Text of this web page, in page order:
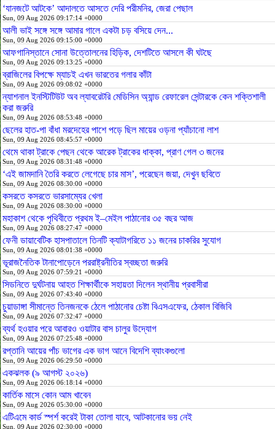
‘যানজটে আটকে’ আদালতে আসতে দেরি পরীমনির, জেরা পেছাল
Sun, 09 Aug 2026 09:17:14 +0000
আলী ভাই সঙ্গে সঙ্গে আমার গালে একটা চড় বসিয়ে দেন...
Sun, 09 Aug 2026 09:15:00 +0000
আফগানিস্তানে সোনা উত্তোলনের হিড়িক, দেশটিতে আসলে কী ঘটছে
Sun, 09 Aug 2026 09:13:25 +0000
ব্রাজিলের বিপক্ষে ম্যাচই এখন ভারতের গলার কাঁটা
Sun, 09 Aug 2026 09:08:02 +0000
ন্যাশনাল ইনস্টিটিউট অব ল্যাবরেটরি মেডিসিন অ্যান্ড রেফারেল সেন্টারকে কেন শক্তিশালী
করা জরুরি
Sun, 09 Aug 2026 08:53:48 +0000
ছেলের হাত-পা বাঁধা মরদেহের পাশে পড়ে ছিল মায়ের ওড়না প্যাঁচানো লাশ
Sun, 09 Aug 2026 08:45:57 +0000
থেমে থাকা ট্রাকে পেছন থেকে আরেক ট্রাকের ধাক্কা, প্রাণ গেল ৩ জনের
Sun, 09 Aug 2026 08:31:48 +0000
‘এই জামদানি তৈরি করতে লেগেছে চার মাস’, পরেছেন জয়া, দেখুন ছবিতে
Sun, 09 Aug 2026 08:30:00 +0000
কসরতে কসরতে ভারসাম্যের খেলা
Sun, 09 Aug 2026 08:30:00 +0000
মহাকাশ থেকে পৃথিবীতে প্রথম ই–মেইল পাঠানোর ৩৫ বছর আজ
Sun, 09 Aug 2026 08:27:47 +0000
ফেনী ডায়াবেটিক হাসপাতালে তিনটি ক্যাটাগরিতে ১১ জনের চাকরির সুযোগ
Sun, 09 Aug 2026 08:01:38 +0000
ভূরাজনৈতিক টানাপোড়েনে পররাষ্ট্রনীতির স্বচ্ছতা জরুরি
Sun, 09 Aug 2026 07:59:21 +0000
সিডনিতে দুর্ঘটনায় আহত শিক্ষার্থীকে সহায়তা দিলেন স্থানীয় প্রবাসীরা
Sun, 09 Aug 2026 07:43:40 +0000
চুয়াডাঙ্গা সীমান্তে তিনজনকে ঠেলে পাঠানোর চেষ্টা বিএসএফের, ঠেকাল বিজিবি
Sun, 09 Aug 2026 07:32:47 +0000
ব্যর্থ হওয়ার পরে আবারও ওয়াটার বাস চালুর উদ্যোগ
Sun, 09 Aug 2026 07:25:48 +0000
রপ্তানি আয়ের পাঁচ ভাগের এক ভাগ আনে বিদেশি ব্যাংকগুলো
Sun, 09 Aug 2026 06:29:50 +0000
একঝলক (৯ আগস্ট ২০২৬)
Sun, 09 Aug 2026 06:18:14 +0000
কার্তিক মাসে কোন আম খাবেন
Sun, 09 Aug 2026 05:30:00 +0000
এটিএমে কার্ড স্পর্শ করেই টাকা তোলা যাবে, আটকানোর ভয় নেই
Sun, 09 Aug 2026 02:30:00 +0000